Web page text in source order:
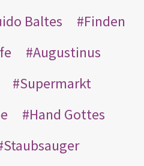
Baltes
Finden
Augustinus
Supermarkt
Hand Gottes
Staubsauger